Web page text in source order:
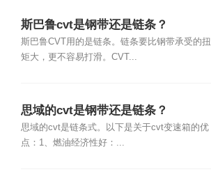
斯巴鲁cvt是钢带还是链条？
斯巴鲁CVT用的是链条。链条要比钢带承受的扭
矩大，更不容易打滑。CVT...
思域的cvt是钢带还是链条？
思域的cvt是链条式。以下是关于cvt变速箱的优
点：1、燃油经济性好：...